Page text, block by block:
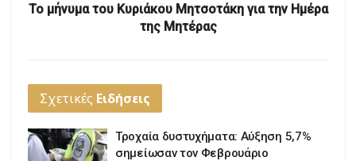
Το μήνυμα του Κυριάκου Μητσοτάκη για την Ημέρα
της Μητέρας
Σχετικές Ειδήσεις
Τροχαία δυστυχήματα: Αύξηση 5,7%
σημείωσαν τον Φεβρουάριο